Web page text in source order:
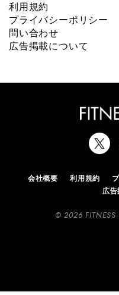
利用規約
プライバシーポリシー
問い合わせ
広告掲載について
会社概要 利用規約
広
© 2026